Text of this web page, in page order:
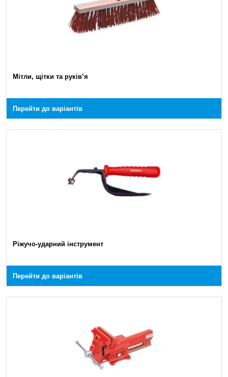
Мітли, щітки та руків’я
Перейти до варіантів
Ріжучо-ударний інструмент
Перейти до варіантів